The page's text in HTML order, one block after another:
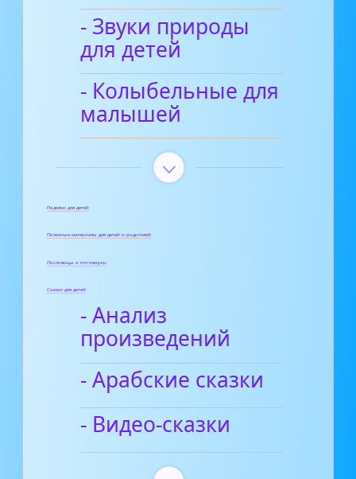
- Звуки природы
для детей
- Колыбельные для
малышей
Поделки для детей
Полезные материалы для детей и родителей
Пословицы и поговорки
Сказки для детей
- Анализ
произведений
- Арабские сказки
- Видео-сказки